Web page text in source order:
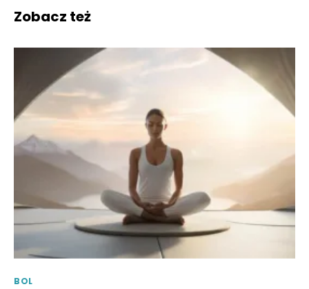
Zobacz też
BOL